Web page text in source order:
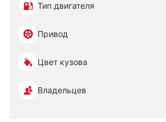
Тип двигателя
Привод
Цвет кузова
Владельцев